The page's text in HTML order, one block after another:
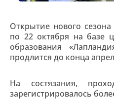
Открытие нового
по 22 октября на базе
образования
продлится до конца
На состязания,
зарегистрировалось